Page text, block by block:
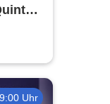
Uhr